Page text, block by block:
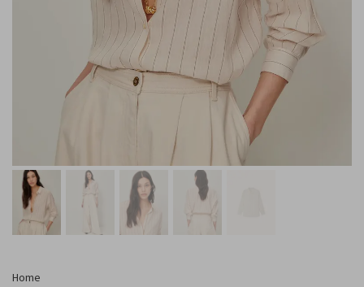
Home